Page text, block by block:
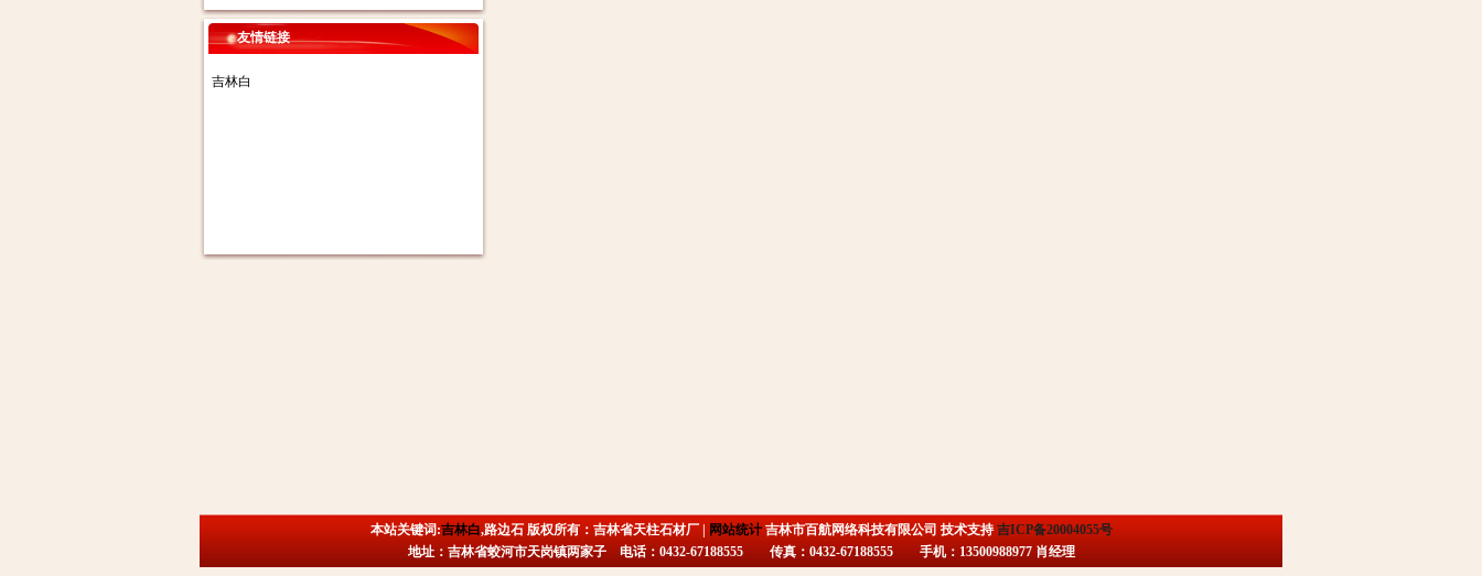
友情链接
吉林白
本站关键词:吉林白,路边石 版权所有：吉林省天柱石材厂 | 网站统计吉林市百航网络科技有限公司 技术支持吉ICP备20004055号
地址：吉林省蛟河市天岗镇两家子 电话：0432-67188555 传真：0432-67188555 手机：13500988977 肖经理